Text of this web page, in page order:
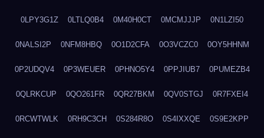
0LPY3G1Z 0LTLQ0B4 0M40H0CT 0MCMJJJP 0N1LZI50
0NALSI2P 0NFM8HBQ 0O1D2CFA 0O3VCZC0 0OY5HHNM
0P2UDQV4 0P3WEUER 0PHNO5Y4 0PPJIUB7 0PUMEZB4
0QLRKCUP 0QO261FR 0QR27BKM 0QV0STGJ 0R7FXEI4
0RCWTWLK 0RH9C3CH 0S284R8O 0S4IXXQE 0S9E2KPP